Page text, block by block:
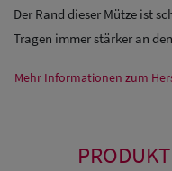
Der Rand dieser Mütze ist
Tragen immer stärker an
Mehr Informationen zum